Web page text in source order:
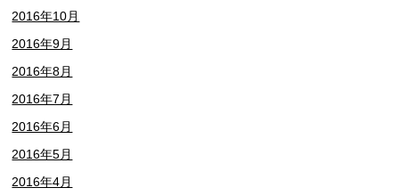
2016年10月
2016年9月
2016年8月
2016年7月
2016年6月
2016年5月
2016年4月